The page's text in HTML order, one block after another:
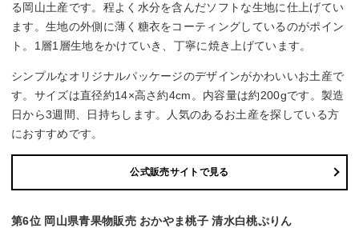
る岡山土産です。程よく水分を含んだソフトな生地に仕上げてい
ます。生地の外側に薄く糖衣をコーティングしているのがポイン
ト。1層1層生地をかけていき、丁寧に焼き上げています。
シンプルなオリジナルパッケージのデザインがかわいいお土産で
す。サイズは直径約14×高さ約4cm。内容量は約200gです。製造
日から3週間、日持ちします。人気のあるお土産を探している方
におすすめです。
公式販売サイトで見る
第6位 岡山県青果物販売 おかやま桃子 清水白桃ぷりん